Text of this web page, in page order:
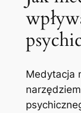
Medytacja